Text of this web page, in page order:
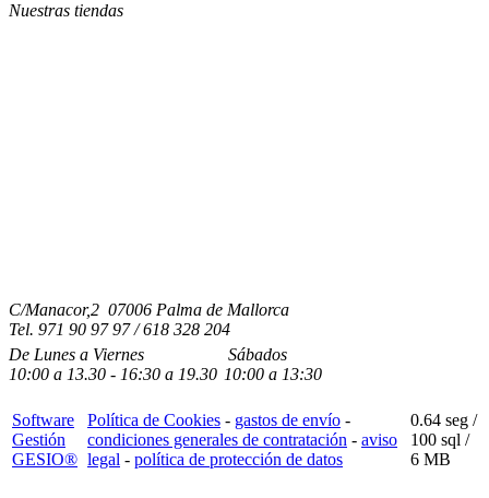
Nuestras tiendas
C/Manacor,2 07006 Palma de Mallorca
Tel. 971 90 97 97 / 618 328 204
De Lunes a Viernes
10:00 a 13.30 - 16:30 a 19.30
Sábados
10:00 a 13:30
Software
Gestión
GESIO®
Política de Cookies - gastos de envío -
condiciones generales de contratación - aviso
legal - política de protección de datos
0.64 seg /
100 sql /
6 MB